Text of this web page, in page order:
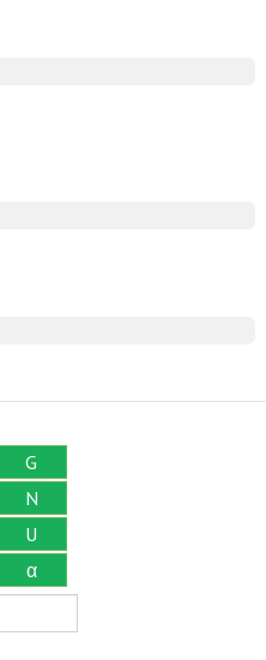
G
N
U
α